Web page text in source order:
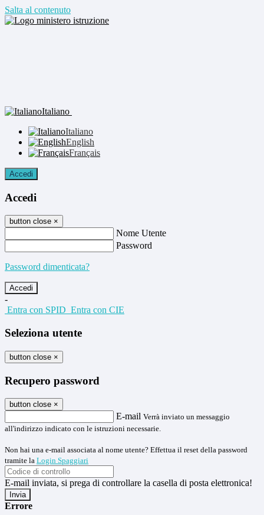
Salta al contenuto
Italiano
Italiano
English
Français
Accedi
Accedi
button close ×
Nome Utente
Password
Password dimenticata?
-
Entra con SPID Entra con CIE
Seleziona utente
button close ×
Recupero password
button close ×
E-mail Verrà inviato un messaggio
all'indirizzo indicato con le istruzioni necessarie.
Non hai una e-mail associata al nome utente? Effettua il reset della password
tramite la Login Spaggiari
E-mail inviata, si prega di controllare la casella di posta elettronica!
Errore